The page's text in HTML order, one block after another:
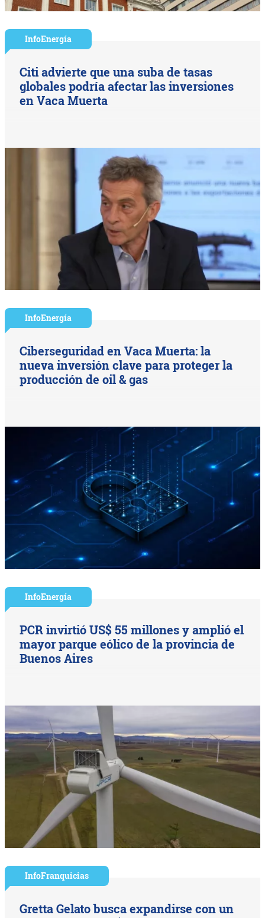
InfoEnergía
Citi advierte que una suba de tasas
globales podría afectar las inversiones
en Vaca Muerta
InfoEnergía
Ciberseguridad en Vaca Muerta: la
nueva inversión clave para proteger la
producción de oil & gas
InfoEnergía
PCR invirtió US$ 55 millones y amplió el
mayor parque eólico de la provincia de
Buenos Aires
InfoFranquicias
Gretta Gelato busca expandirse con un